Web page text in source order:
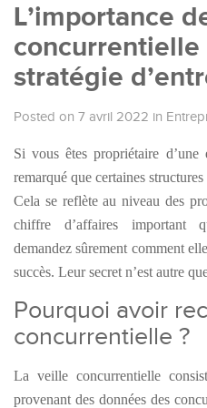
L’importance
concurrentielle
stratégie
Posted on 7 avril 2022 in
Si vous êtes propriétaire d’une
remarqué que certaines
Cela se reflète au niveau des
chiffre d’affaires important
demandez sûrement comment
succès. Leur secret n’est autre
Pourquoi avoir
concurrentielle ?
La veille concurrentielle
provenant des données des